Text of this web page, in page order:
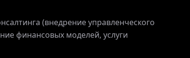
(внедрение управленческого
финансовых моделей, услуги